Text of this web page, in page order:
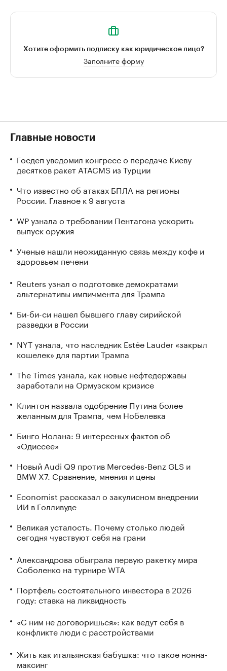
Хотите оформить подписку как юридическое лицо?
Заполните форму
Главные новости
Госдеп уведомил конгресс о передаче Киеву
десятков ракет ATACMS из Турции
Что известно об атаках БПЛА на регионы
России. Главное к 9 августа
WP узнала о требовании Пентагона ускорить
выпуск оружия
Ученые нашли неожиданную связь между кофе и
здоровьем печени
Reuters узнал о подготовке демократами
альтернативы импичмента для Трампа
Би-би-си нашел бывшего главу сирийской
разведки в России
NYT узнала, что наследник Estée Lauder «закрыл
кошелек» для партии Трампа
The Times узнала, как новые нефтедержавы
заработали на Ормузском кризисе
Клинтон назвала одобрение Путина более
желанным для Трампа, чем Нобелевка
Бинго Нолана: 9 интересных фактов об
«Одиссее»
Новый Audi Q9 против Mercedes-Benz GLS и
BMW X7. Сравнение, мнения и цены
Economist рассказал о закулисном внедрении
ИИ в Голливуде
Великая усталость. Почему столько людей
сегодня чувствуют себя на грани
Александрова обыграла первую ракетку мира
Соболенко на турнире WTA
Портфель состоятельного инвестора в 2026
году: ставка на ликвидность
«С ним не договоришься»: как ведут себя в
конфликте люди с расстройствами
Жить как итальянская бабушка: что такое нонна-
максинг